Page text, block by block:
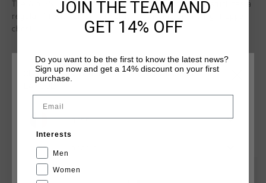
The Alp SS Top for men in White. The soft cotton T-shirt has a
regular fit with an unique Cruyff branding on the right upper
chest.
TU POURRAIS AIMER
CHOISISSEZ VOTRE EMPLACEMENT ET VOTRE
France
JOIN THE TEAM AND
GET 14% OFF
Do you want to be the first to know the latest news?
Sign up now and get a 14% discount on your first
purchase.
Interests
Men
Women